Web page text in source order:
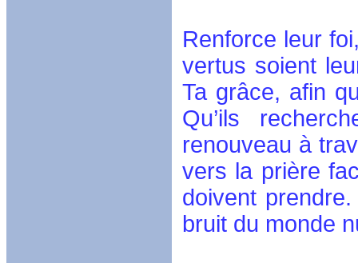
Renforce leur
vertus soient
Ta grâce, afin
Qu’ils
renouveau à
vers la prière
doivent
bruit du monde